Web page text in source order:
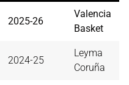
2025-26
Valencia
Basket
2024-25
Leyma
Coruña